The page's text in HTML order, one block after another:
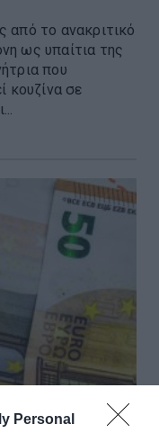
Personal
από το ανακριτικό
ως υπαίτια της
που
κουζίνα σε